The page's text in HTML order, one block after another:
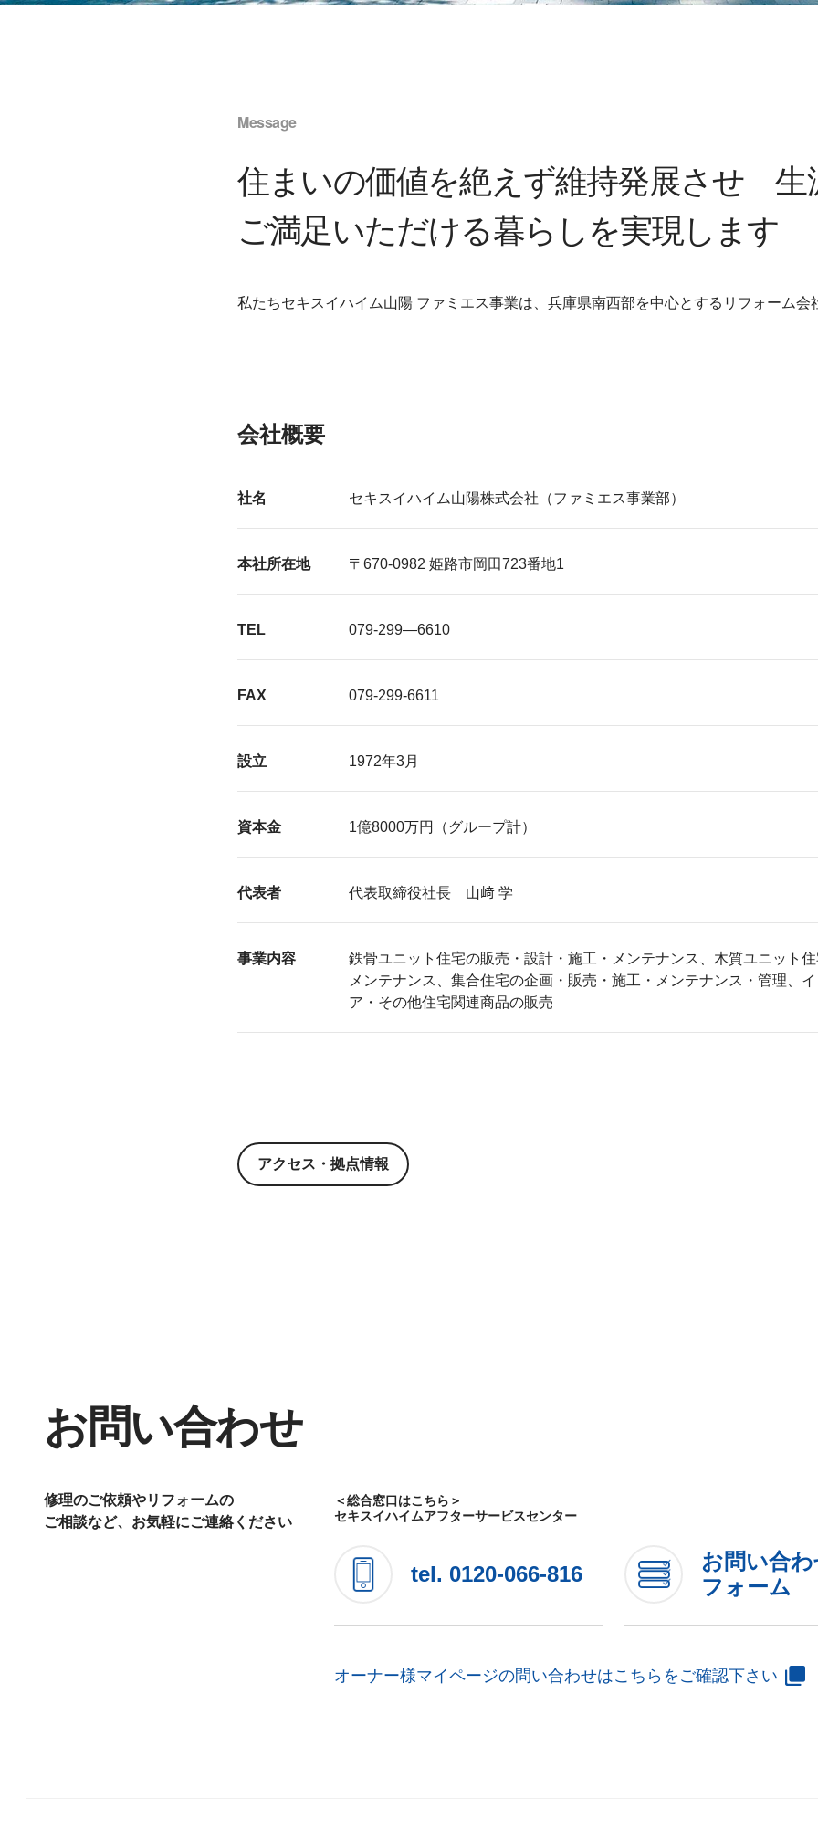
Message
住まいの価値を絶えず維持発展させ 生
ご満足いただける暮らしを実現します
私たちセキスイハイム山陽 ファミエス事業は、兵庫県南西部を中心とするリフォーム会
会社概要
社名 セキスイハイム山陽株式会社（ファミエス事業部）
本社所在地 〒670-0982 姫路市岡田723番地1
TEL 079-299—6610
FAX 079-299-6611
設立 1972年3月
資本金 1億8000万円（グループ計）
代表者 代表取締役社長 山﨑 学
事業内容
鉄骨ユニット住宅の販売・設計・施工・メンテナンス、木質ユニット
メンテナンス、集合住宅の企画・販売・施工・メンテナンス・管理、
ア・その他住宅関連商品の販売
アクセス・拠点情報
お問い合わせ
修理のご依頼やリフォームの
ご相談など、お気軽にご連絡ください
＜総合窓口はこちら＞
セキスイハイムアフターサービスセンター
tel. 0120-066-816
お問い合
フォーム
オーナー様マイページの問い合わせはこちらをご確認下さい